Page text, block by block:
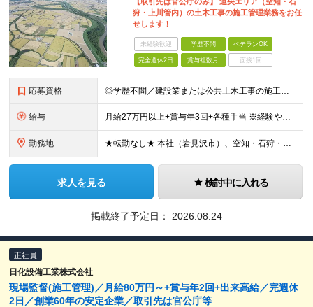
狩・上川管内）の土木工事の施工管理業務をお任
せします！
未経験歓迎 学歴不問 ベテランOK
完全週休2日 賞与複数月 面接1回
応募資格 ◎学歴不問／建設業または公共土木工事の施工管理の実務経験をお持ちの方 ◎普通自動車運転免許（必須）
給与 月給27万円以上+賞与年3回+各種手当 ※経験やスキルを考慮して決定 ■時間外手当 ■現場手当（基本給の10％～） ■住宅手当（月4万円／入社に際し北海道岩見沢市に転居した方に1年間支給） ■昇給
勤務地 ★転勤なし★ 本社（岩見沢市）、空知・石狩・上川管内の現場作業所
求人を見る 検討中に入れる
掲載終了予定日： 2026.08.24
正社員
日化設備工業株式会社
現場監督(施工管理)／月給80万円～+賞与年2回+出来高給／完週休
2日／創業60年の安定企業／取引先は官公庁等